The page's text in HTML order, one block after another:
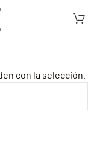
con la selección.